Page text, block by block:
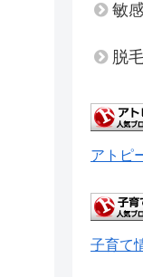
敏
脱
アトピ
子育て